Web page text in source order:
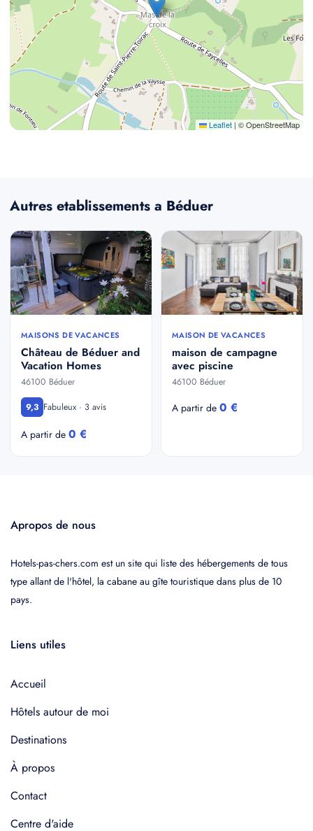
Leaflet | © OpenStreetMap
Autres etablissements a Béduer
MAISONS DE VACANCES
Château de Béduer and
Vacation Homes
46100 Béduer
9,3 Fabuleux · 3 avis
A partir de 0 €
MAISON DE VACANCES
maison de campagne
avec piscine
46100 Béduer
A partir de 0 €
Apropos de nous
Hotels-pas-chers.com est un site qui liste des hébergements de tous
type allant de l'hôtel, la cabane au gîte touristique dans plus de 10
pays.
Liens utiles
Accueil
Hôtels autour de moi
Destinations
À propos
Contact
Centre d'aide